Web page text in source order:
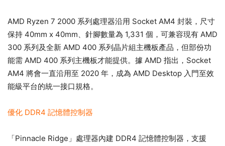
AMD Ryzen 7 2000 系列處理器沿用 Socket AM4 封裝，尺寸
保持 40mm x 40mm、針腳數量為 1,331 個，可兼容現有 AMD
300 系列及全新 AMD 400 系列晶片組主機板產品，但部份功
能需 AMD 400 系列主機板才能提供。據 AMD 指出，Socket
AM4 將會一直沿用至 2020 年，成為 AMD Desktop 入門至效
能級平台的統一接口規格。
優化 DDR4 記憶體控制器
「Pinnacle Ridge」處理器內建 DDR4 記憶體控制器，支援